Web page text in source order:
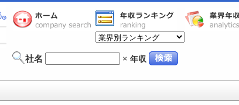
社名 × 年収